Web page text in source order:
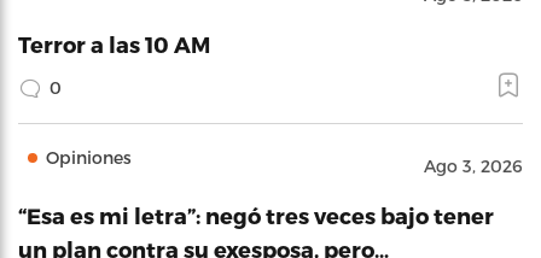
Terror a las 10 AM
0
Opiniones Ago 3, 2026
“Esa es mi letra”: negó tres veces bajo tener
un plan contra su exesposa, pero…